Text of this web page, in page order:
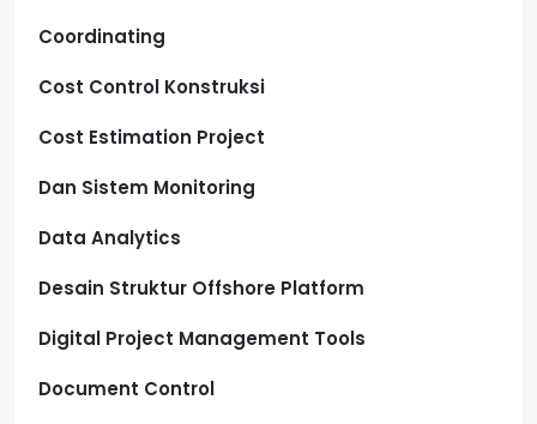
Coordinating
Cost Control Konstruksi
Cost Estimation Project
Dan Sistem Monitoring
Data Analytics
Desain Struktur Offshore Platform
Digital Project Management Tools
Document Control